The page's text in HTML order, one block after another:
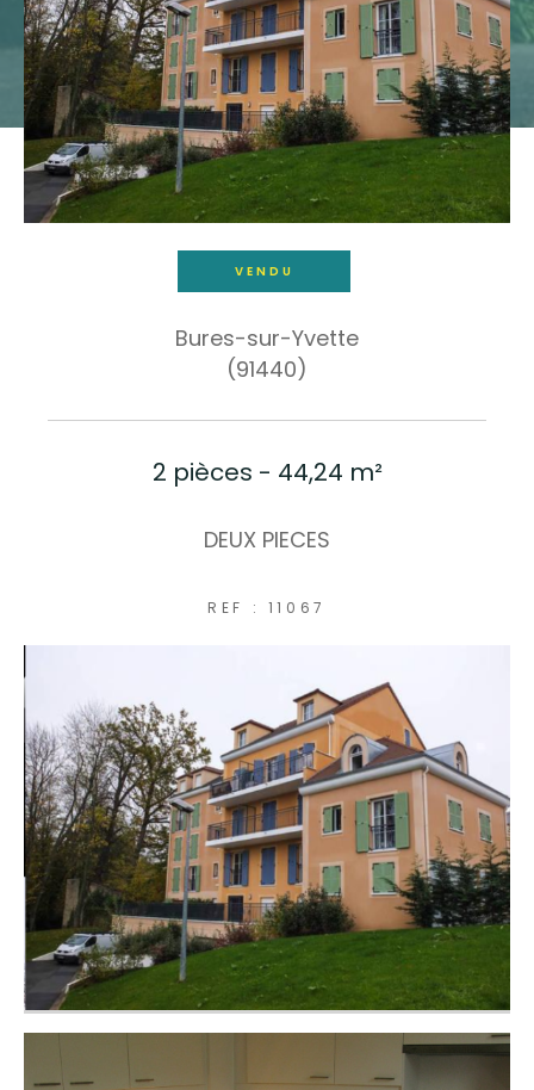
VENDU
Bures-sur-Yvette
(91440)
2 pièces - 44,24 m²
DEUX PIECES
REF : 11067
Budget
Budget
Surface
Surface
Pièces
Pièces
EXCLUSIVITÉS
RECHERCHER